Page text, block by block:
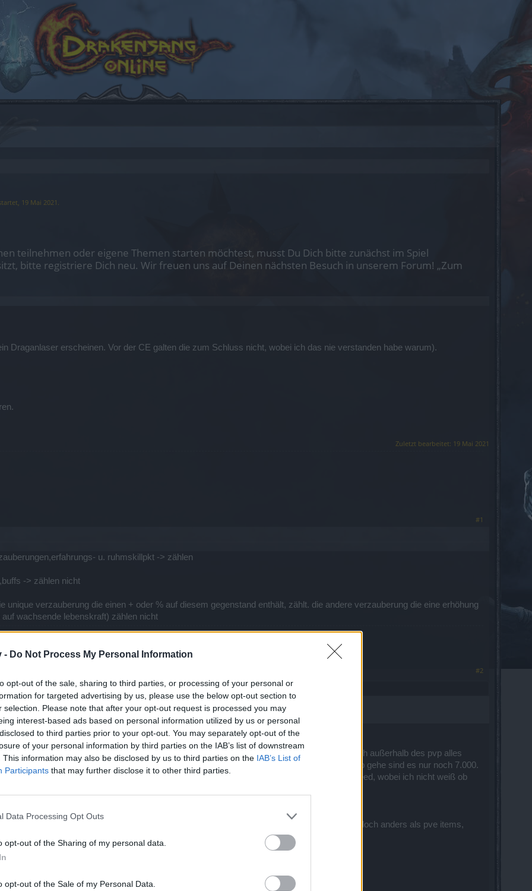
- Do Not Process My Personal Information
opt-out of the sale, sharing to third parties, or processing of your personal or
for targeted advertising by us, please use the below opt-out section to
selection. Please note that after your opt-out request is processed you may
interest-based ads based on personal information utilized by us or personal
to third parties prior to your opt-out. You may separately opt-out of the
of your personal information by third parties on the IAB’s list of downstream
This information may also be disclosed by us to third parties on the IAB’s List of
Participants that may further disclose it to other third parties.
Data Processing Opt Outs
opt-out of the Sharing of my personal data.
opt-out of the Sale of my Personal Data.
19 Mai 2021 .
teilnehmen oder eigene Themen starten möchtest, musst Du Dich bitte zunächst im Spiel
bitte registriere Dich neu. Wir freuen uns auf Deinen nächsten Besuch in unserem Forum! „Zum
Draganlaser erscheinen. Vor der CE galten die zum Schluss nicht, wobei ich das nie verstanden habe warum).
Zuletzt bearbeitet: 19 Mai 2021
#1
u. ruhmskillpkt -> zählen
-> zählen nicht
unique verzauberung die einen + oder % auf diesem gegenstand enthält, zählt. die andere verzauberung die eine erhöhung
wachsende lebenskraft) zählen nicht
#2
schon merken wenn mein beitrag verschoben wird.
zwar kapier ich nicht was jetzt wirklich zählt oder nicht zählt. bin im pvp lvl 46, warum hab ich außerhalb des pvp alles
mit dem laufspeed nicht zurecht, ich habe normal 13.000 laufspeed, und wenn ich in den pvp gehe sind es nur noch 7.000.
2 items mit laufspeed nehmen, hab ich gemacht und dann war ich nur noch bei 4.000 laufspeed, wobei ich nicht weiß ob
post über mir ist ja vom mai 2021, hat sich was geändert?
alle anderen 3, 4 oder 5 mal so schnell wie ich.
vergessen, weil ich nicht jeden tag für 1000e gold die steine wechsel, pvp items sind ja doch anders als pve items,
pve ohne pet: